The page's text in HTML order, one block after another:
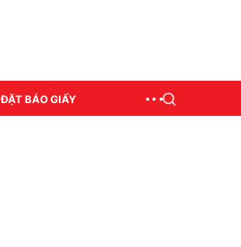
ĐẶT BÁO GIẤY